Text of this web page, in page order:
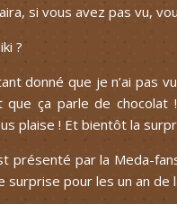
si vous avez pas vu,
?
donné que je n’ai pas
ça parle de
plaise ! Et bientôt la
présenté par la Meda-
pour les un an de